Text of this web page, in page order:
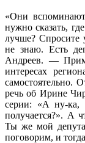
«Они вспоминают
нужно сказать,
лучше? Спросите
не знаю. Есть
Андреев. —
интересах
самостоятельно.
речь об Ирине
серии: «А ну-ка,
получается?». А
Ты же мой
поговорим, и